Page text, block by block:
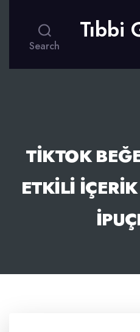
Search
Tıbbi
TIKTOK
ETKILI